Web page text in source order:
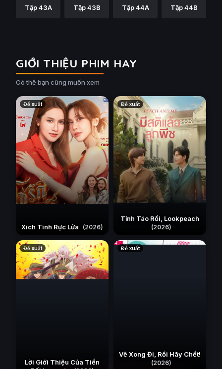
Tập 43A Tập 43B Tập 44A Tập 44B
GIỚI THIỆU PHIM HAY
Có thể bạn cũng muốn xem
Đề xuất
Xích Tình Rực Lửa (2026)
Đề xuất
Tỉnh Táo Rồi, Lookpeach
(2026)
Đề xuất
Lời Giới Thiệu Của Tiền
Đề xuất
Vẽ Xong Đi, Rồi Hãy Chết!
(2026)